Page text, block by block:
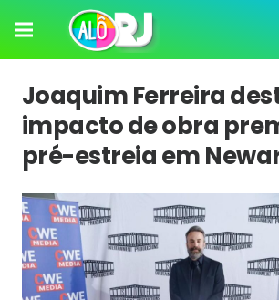
Joaquim Ferreira
impacto de obra
pré-estreia em